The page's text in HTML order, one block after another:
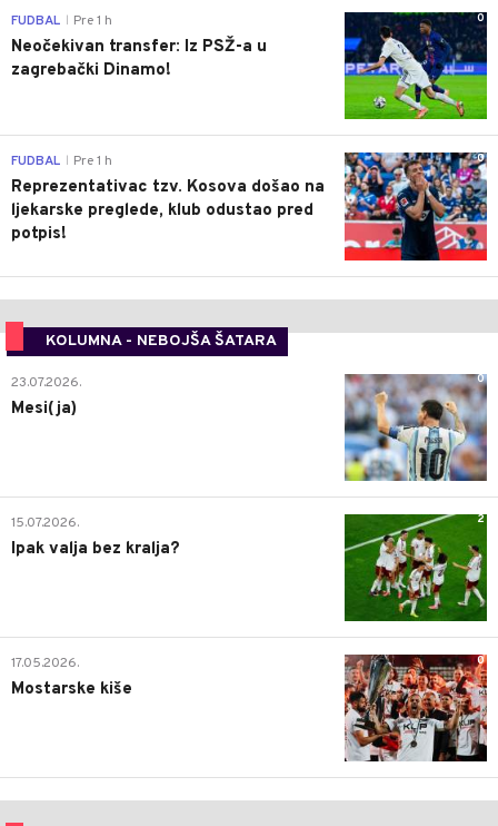
0
FUDBAL Pre 1 h
Neočekivan transfer: Iz PSŽ-a u
zagrebački Dinamo!
0
FUDBAL Pre 1 h
Reprezentativac tzv. Kosova došao na
ljekarske preglede, klub odustao pred
potpis!
KOLUMNA - NEBOJŠA ŠATARA
0
23.07.2026.
Mesi(ja)
2
15.07.2026.
Ipak valja bez kralja?
0
17.05.2026.
Mostarske kiše